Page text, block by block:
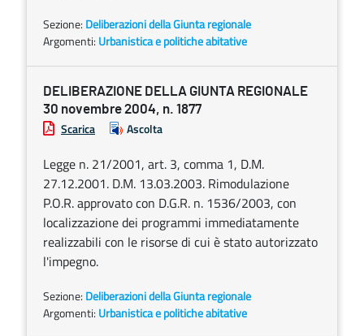
Sezione: Deliberazioni della Giunta regionale
Argomenti: Urbanistica e politiche abitative
DELIBERAZIONE DELLA GIUNTA REGIONALE
30 novembre 2004, n. 1877
Scarica Ascolta
Legge n. 21/2001, art. 3, comma 1, D.M.
27.12.2001. D.M. 13.03.2003. Rimodulazione
P.O.R. approvato con D.G.R. n. 1536/2003, con
localizzazione dei programmi immediatamente
realizzabili con le risorse di cui è stato autorizzato
l'impegno.
Sezione: Deliberazioni della Giunta regionale
Argomenti: Urbanistica e politiche abitative